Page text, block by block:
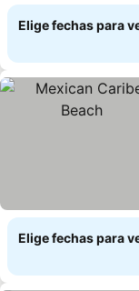
Elige fechas para
Elige fechas para